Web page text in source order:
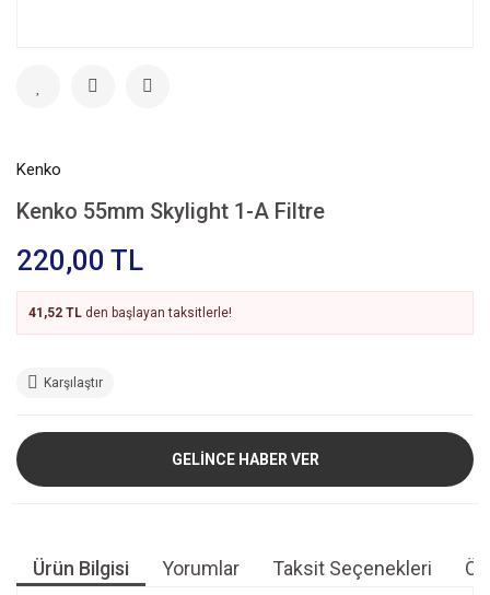
Kenko
Kenko 55mm Skylight 1-A Filtre
220,00 TL
41,52 TL den başlayan taksitlerle!
Karşılaştır
GELİNCE HABER VER
Ürün Bilgisi Yorumlar Taksit Seçenekleri